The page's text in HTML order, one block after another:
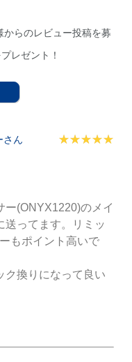
らのレビュー投稿を募
レゼント！
さん
ー(ONYX1220)のメイ
送ってます。リミッ
もポイント高いで
ク換りになって良い